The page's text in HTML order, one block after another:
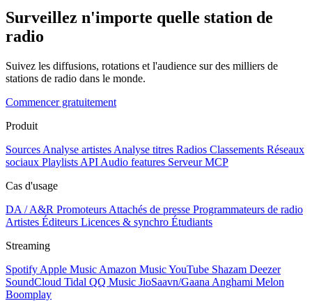
Surveillez n'importe quelle station de
radio
Suivez les diffusions, rotations et l'audience sur des milliers de
stations de radio dans le monde.
Commencer gratuitement
Produit
Sources Analyse artistes Analyse titres Radios Classements Réseaux
sociaux Playlists API Audio features Serveur MCP
Cas d'usage
DA / A&R Promoteurs Attachés de presse Programmateurs de radio
Artistes Éditeurs Licences & synchro Étudiants
Streaming
Spotify Apple Music Amazon MusicYouTube Shazam Deezer
SoundCloud Tidal QQ Music JioSaavn/Gaana Anghami Melon
Boomplay